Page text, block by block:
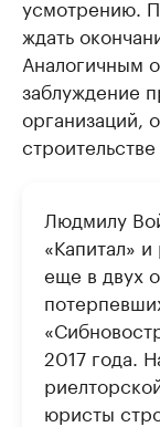
усмотрению.
ждать
Аналогичным
заблуждение
организаций,
Людмилу
«Капитал»
еще в двух
2017 года.
юристы